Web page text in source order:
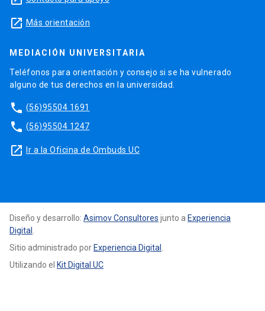
launch Más orientación
MEDIACIÓN UNIVERSITARIA
Teléfonos para orientación y consejo si se ha vulnerado
alguno de tus derechos en la universidad.
phone (56)95504 1691
phone (56)95504 1247
launch Ir a la Oficina de Ombuds UC
Diseño y desarrollo: Asimov Consultores junto a Experiencia
Digital
Sitio administrado por Experiencia Digital
Utilizando el Kit Digital UC